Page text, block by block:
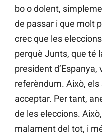
bo o dolent,
de passar i que molt
crec que les
perquè Junts, que té
president d’Espanya,
referèndum. Això,
acceptar. Per tant,
de les eleccions.
malament del tot, i